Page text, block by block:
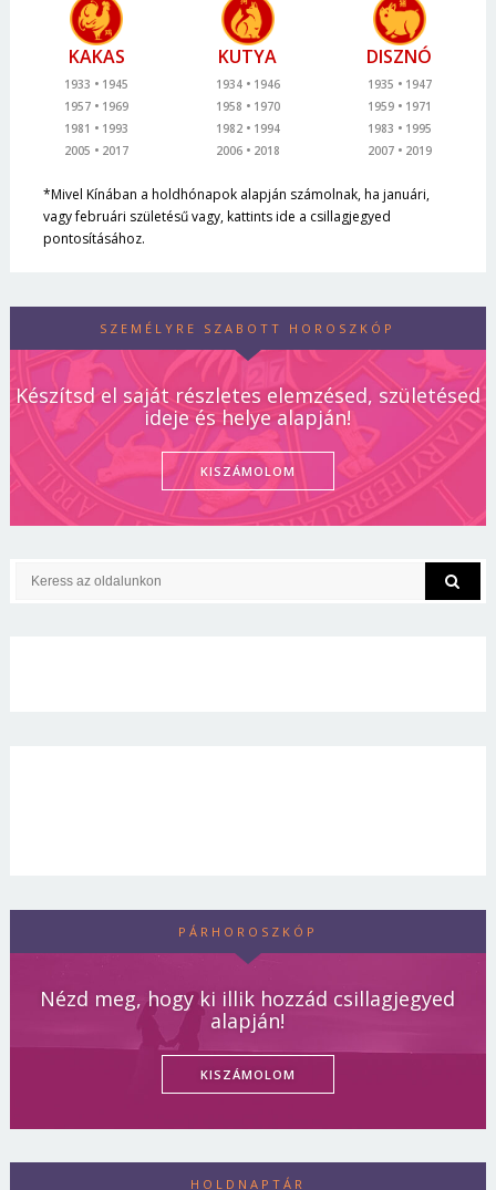
KAKAS
1933
1945
1957
1969
1981
1993
2005
2017
KUTYA
1934
1946
1958
1970
1982
1994
2006
2018
DISZNÓ
1935
1947
1959
1971
1983
1995
2007
2019
*Mivel Kínában a holdhónapok alapján számolnak, ha januári,
vagy februári születésű vagy, kattints ide a csillagjegyed
pontosításához.
SZEMÉLYRE SZABOTT HOROSZKÓP
Készítsd el saját részletes elemzésed, születésed
ideje és helye alapján!
KISZÁMOLOM
PÁRHOROSZKÓP
Nézd meg, hogy ki illik hozzád csillagjegyed
alapján!
KISZÁMOLOM
HOLDNAPTÁR